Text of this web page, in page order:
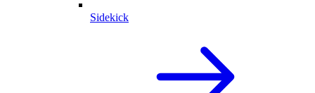
Sidekick